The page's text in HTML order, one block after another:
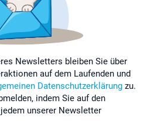
Newsletters bleiben Sie über
auf dem Laufenden und
Datenschutzerklärung zu.
indem Sie auf den
unserer Newsletter